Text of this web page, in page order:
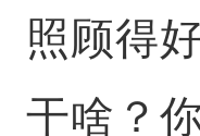
照顾得
干啥？